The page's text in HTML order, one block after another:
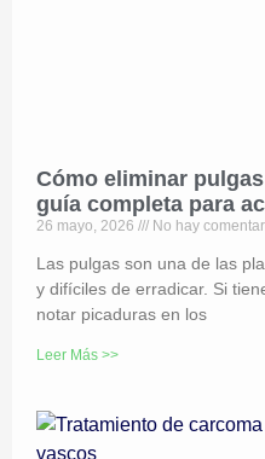
Cómo eliminar
guía completa para
26 mayo, 2026 No hay
Las pulgas son una de las
y difíciles de erradicar. Si
notar picaduras en los
Leer Más >>